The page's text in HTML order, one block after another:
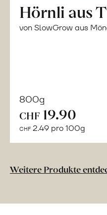
Hörnli aus
von SlowGrow aus
800g
CHF 19.90
CHF 2.49 pro 100g
Weitere Produkte